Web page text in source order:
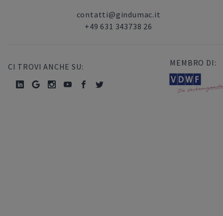
contatti@gindumac.it
+49 631 343738 26
CI TROVI ANCHE SU: MEMBRO DI: